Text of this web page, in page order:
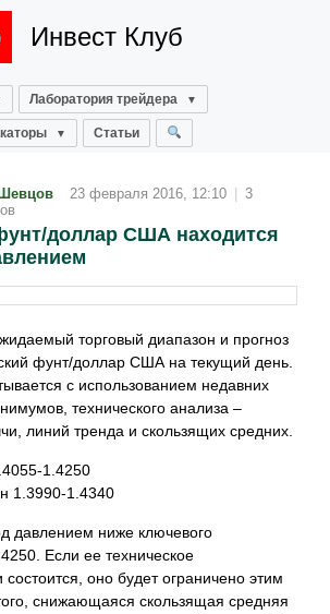
Инвест Клуб
Лаборатория трейдера
Статьи
23 февраля 2016, 12:10
3
доллар США находится
торговый диапазон и прогноз
фунт/доллар США на текущий день.
с использованием недавних
технического анализа –
линий тренда и скользящих средних.
1.4250
1.3990-1.4340
давлением ниже ключевого
Если ее техническое
состоится, оно будет ограничено этим
снижающаяся скользящая средняя